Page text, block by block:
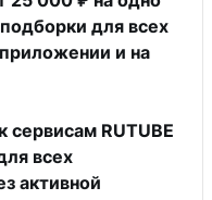
для всех
и на
сервисам RUTUBE
всех
активной